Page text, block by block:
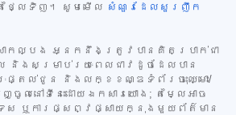
ថ្លៃទិញ។ សូមមើល សំណួរដែលសួរញឹក
ាកល្បង អ្នកនឹងត្រូវបានគិតប្រាក់ជា
និងសម្រាប់រយៈពេលជាវដូចដែលបាន
ៈផ្តល់ជូន និងលក្ខខណ្ឌទំព័រចុះឈ្មោះ/
លនៅទីនេះដោយឯកសារយោង; តម្លៃអាច
េស ឬការផ្សព្វផ្សាយក្នុងមួយព័ត៌មាន